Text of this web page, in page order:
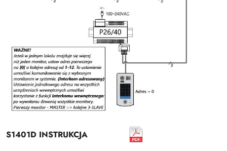
S1401D INSTRUKCJA